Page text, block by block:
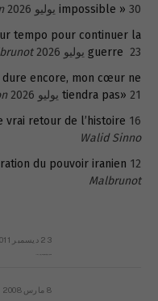
impossible » 30 يوليو 2026
tempo pour continuer la
guerre 23 يوليو 2026
dure encore, mon cœur ne
tiendra pas» 21 يوليو 2026
vrai retour de l’histoire 16 يوليو 2026
Walid Sinno
du pouvoir iranien 12 يوليو 2026
Malbrunot
23 ديسمبر 2011
8 مارس 2008